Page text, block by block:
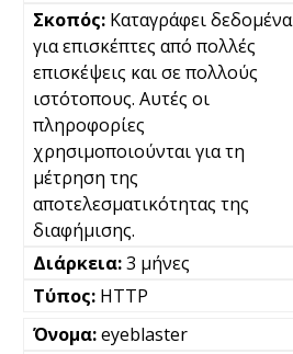
Καταγράφει δεδομένα
για επισκέπτες από πολλές
επισκέψεις και σε πολλούς
ιστότοπους. Αυτές οι
πληροφορίες
χρησιμοποιούνται για τη
μέτρηση της
αποτελεσματικότητας της
διαφήμισης.
3 μήνες
HTTP
eyeblaster